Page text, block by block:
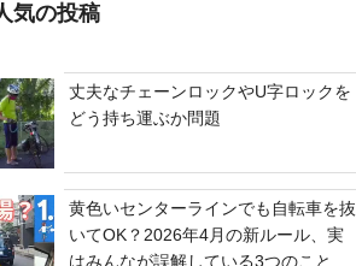
気の投稿
丈夫なチェーンロックやU字ロックを
どう持ち運ぶか問題
黄色いセンターラインでも自転車を抜
いてOK？2026年4月の新ルール、実
はみんなが誤解している3つのこと